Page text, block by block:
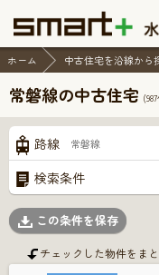
ホーム 中古住宅を沿線から
常磐線の中古住宅 (987
路線 常磐線
検索条件
この条件を保存
チェックした物件をま